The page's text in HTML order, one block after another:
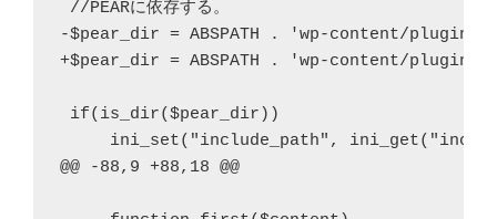
//PEARに依存する。
-$pear_dir = ABSPATH . 'wp-content/
+$pear_dir = ABSPATH . 'wp-content/
if(is_dir($pear_dir))
ini_set("include_path",
@@ -88,9 +88,18 @@
2
12
17 18 19
25 27